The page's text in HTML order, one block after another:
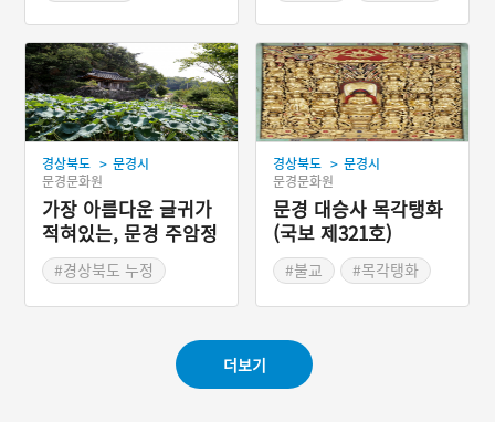
#문경지명유래
#경상북도 축제
경상북도 > 문경시
문경문화원
가장 아름다운 글귀가
적혀있는, 문경 주암정
#경상북도 누정
경상북도 > 문경시
문경문화원
문경 대승사 목각탱화
(국보 제321호)
#불교
#목각탱화
더보기